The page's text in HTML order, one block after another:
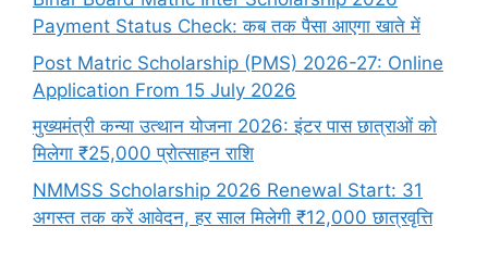
Payment Status Check: कब तक पैसा आएगा खाते में
Post Matric Scholarship (PMS) 2026-27: Online
Application From 15 July 2026
मुख्यमंत्री कन्या उत्थान योजना 2026: इंटर पास छात्राओं को
मिलेगा ₹25,000 प्रोत्साहन राशि
NMMSS Scholarship 2026 Renewal Start: 31
अगस्त तक करें आवेदन, हर साल मिलेगी ₹12,000 छात्रवृत्ति